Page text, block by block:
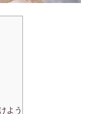
よう